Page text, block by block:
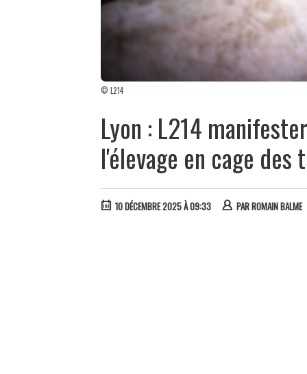
© L214
Lyon : L214
l'élevage en cage des
10 DÉCEMBRE 2025 À 09:33 PARROMAIN BALME